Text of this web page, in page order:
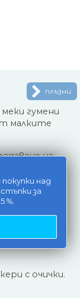
над
за
%.
плъзни
гумени
малките
на
и много
с
с очички.